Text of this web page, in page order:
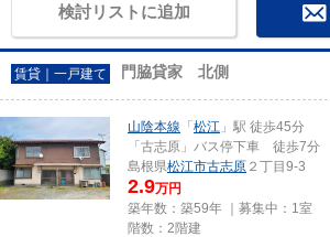
検討リストに追加
賃貸｜一戸建て 門脇貸家 北側
山陰本線 「 松江 」駅 徒歩45分
「古志原」バス停下車 徒歩7分
島根県松江市古志原 ２丁目9-3
2.9万円
築年数：築59年 ｜募集中： 1室
階数：2階建